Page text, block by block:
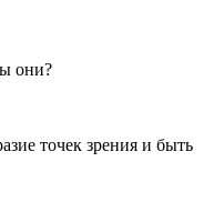
они?
точек зрения и быть